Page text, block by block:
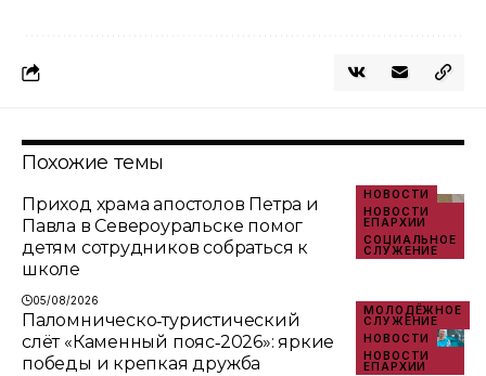
Похожие темы
НОВОСТИ
НОВОСТИ
ЕПАРХИИ
СОЦИАЛЬНОЕ
СЛУЖЕНИЕ
Приход храма апостолов Петра и
Павла в Североуральске помог
детям сотрудников собраться к
школе
05/08/2026
МОЛОДЁЖНОЕ
СЛУЖЕНИЕ
НОВОСТИ
НОВОСТИ
ЕПАРХИИ
Паломническо‑туристический
слёт «Каменный пояс‑2026»: яркие
победы и крепкая дружба